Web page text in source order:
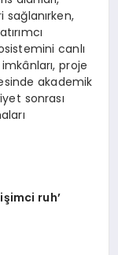
canlı
proje
akademik
sonrası
ruh’